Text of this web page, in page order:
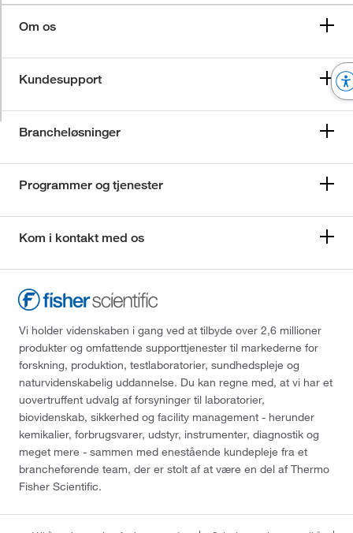
Om os
Kundesupport
Brancheløsninger
Programmer og tjenester
Kom i kontakt med os
Vi holder videnskaben i gang ved at tilbyde over 2,6 millioner
produkter og omfattende supporttjenester til markederne for
forskning, produktion, testlaboratorier, sundhedspleje og
naturvidenskabelig uddannelse. Du kan regne med, at vi har et
uovertruffent udvalg af forsyninger til laboratorier,
biovidenskab, sikkerhed og facility management - herunder
kemikalier, forbrugsvarer, udstyr, instrumenter, diagnostik og
meget mere - sammen med enestående kundepleje fra et
brancheførende team, der er stolt af at være en del af Thermo
Fisher Scientific.